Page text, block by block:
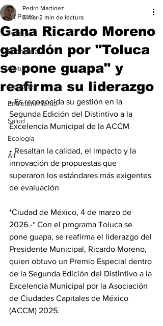
All Posts
Política
Economía
Cultura
Deportes
Entretenimiento
Salud
Ecología
All
Gana Ricardo Moreno
galardón por "Toluca
se pone guapa" y
reafirma su liderazgo
Pedro Martinez
5 mar 2 min de lectura
• Es reconocida su gestión en la
Segunda Edición del Distintivo a la
Excelencia Municipal de la ACCM
• Resaltan la calidad, el impacto y la
innovación de propuestas que
superaron los estándares más exigentes
de evaluación
*Ciudad de México, 4 de marzo de
2026.-* Con el programa Toluca se
pone guapa, se reafirma el liderazgo del
Presidente Municipal, Ricardo Moreno,
quien obtuvo un Premio Especial dentro
de la Segunda Edición del Distintivo a la
Excelencia Municipal por la Asociación
de Ciudades Capitales de México
(ACCM) 2025.